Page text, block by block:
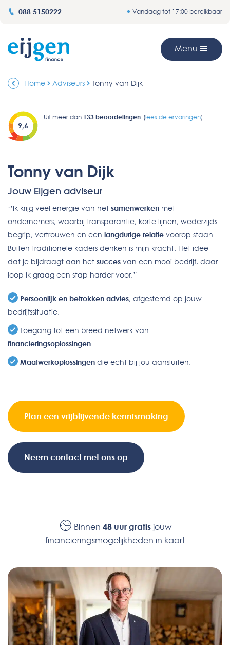
088 5150222 Vandaag tot 17:00 bereikbaar
Menu
Home Adviseurs Tonny van Dijk
9,6
Uit meer dan 133 beoordelingen (lees de ervaringen)
Tonny van Dijk
Jouw Eijgen adviseur
‘’Ik krijg veel energie van het samenwerken met
ondernemers, waarbij transparantie, korte lijnen, wederzijds
begrip, vertrouwen en een langdurige relatie voorop staan.
Buiten traditionele kaders denken is mijn kracht. Het idee
dat je bijdraagt aan het succes van een mooi bedrijf, daar
loop ik graag een stap harder voor.’’
Persoonlijk en betrokken advies, afgestemd op jouw
bedrijfssituatie.
Toegang tot een breed netwerk van
financieringsoplossingen.
Maatwerkoplossingen die echt bij jou aansluiten.
Plan een vrijblijvende kennismaking
Neem contact met ons op
Binnen 48 uur gratisjouw
financieringsmogelijkheden in kaart